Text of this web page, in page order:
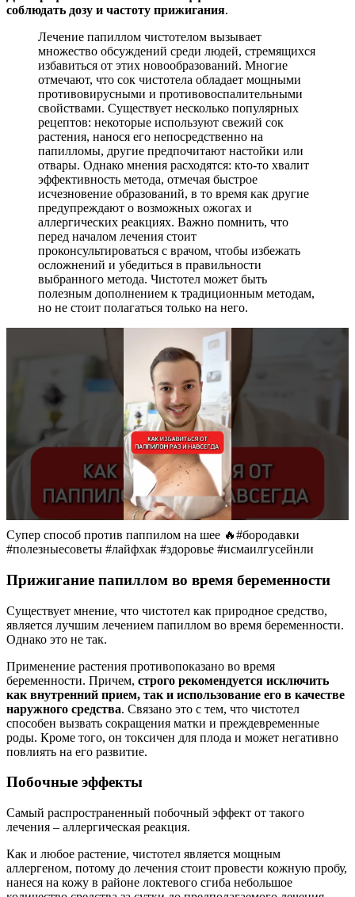
соблюдать дозу и частоту прижигания.
Лечение папиллом чистотелом вызывает
множество обсуждений среди людей, стремящихся
избавиться от этих новообразований. Многие
отмечают, что сок чистотела обладает мощными
противовирусными и противовоспалительными
свойствами. Существует несколько популярных
рецептов: некоторые используют свежий сок
растения, нанося его непосредственно на
папилломы, другие предпочитают настойки или
отвары. Однако мнения расходятся: кто-то хвалит
эффективность метода, отмечая быстрое
исчезновение образований, в то время как другие
предупреждают о возможных ожогах и
аллергических реакциях. Важно помнить, что
перед началом лечения стоит
проконсультироваться с врачом, чтобы избежать
осложнений и убедиться в правильности
выбранного метода. Чистотел может быть
полезным дополнением к традиционным методам,
но не стоит полагаться только на него.
Супер способ против паппилом на шее 🔥#бородавки
#полезныесоветы #лайфхак #здоровье #исмаилгусейнли
Прижигание папиллом во время беременности
Существует мнение, что чистотел как природное средство,
является лучшим лечением папиллом во время беременности.
Однако это не так.
Применение растения противопоказано во время
беременности. Причем, строго рекомендуется исключить
как внутренний прием, так и использование его в качестве
наружного средства. Связано это с тем, что чистотел
способен вызвать сокращения матки и преждевременные
роды. Кроме того, он токсичен для плода и может негативно
повлиять на его развитие.
Побочные эффекты
Самый распространенный побочный эффект от такого
лечения – аллергическая реакция.
Как и любое растение, чистотел является мощным
аллергеном, потому до лечения стоит провести кожную пробу,
нанеся на кожу в районе локтевого сгиба небольшое